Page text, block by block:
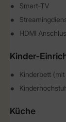
Smart-TV
HDMI
Kinder-
Kinderbett
Küche